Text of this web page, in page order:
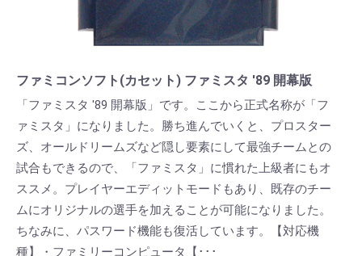
ファミコンソフト(カセット) ファミスタ '89 開幕版
「ファミスタ '89 開幕版」です。ここから正式名称が「フ
ァミスタ」になりました。勝ち進んでいくと、プロスター
ズ、オールドリームズなど隠し要素にして最強チームとの
試合もできるので、「ファミスタ」に慣れた上級者にもオ
ススメ。プレイヤーエディットモードもあり、既存のチー
ムにオリジナルの選手を加えることが可能になりました。
ちなみに、パスワード機能も復活しています。【対応機
種】・ファミリーコンピュータ【･･･